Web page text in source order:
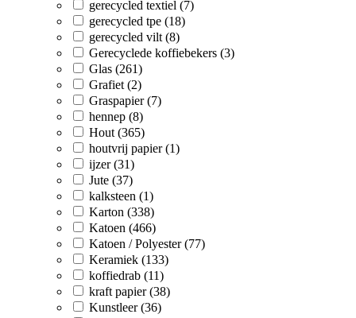
gerecycled textiel (7)
gerecycled tpe (18)
gerecycled vilt (8)
Gerecyclede koffiebekers (3)
Glas (261)
Grafiet (2)
Graspapier (7)
hennep (8)
Hout (365)
houtvrij papier (1)
ijzer (31)
Jute (37)
kalksteen (1)
Karton (338)
Katoen (466)
Katoen / Polyester (77)
Keramiek (133)
koffiedrab (11)
kraft papier (38)
Kunstleer (36)